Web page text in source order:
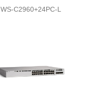
WS-C2960+24PC-L